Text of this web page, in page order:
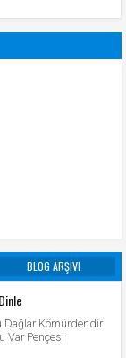
BLOG ARŞIVI
Dağlar Kömürdendir
Var Pençesi